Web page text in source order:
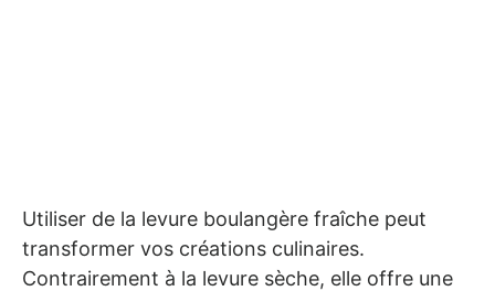
Utiliser de la levure boulangère fraîche peut
transformer vos créations culinaires.
Contrairement à la levure sèche, elle offre une